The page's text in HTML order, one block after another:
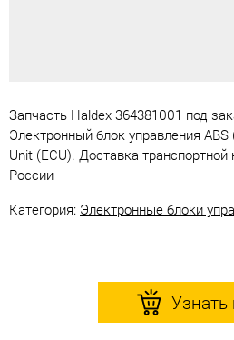
Запчасть Haldex 364381001 под
Электронный блок управления
Unit (ECU). Доставка
России
Категория: Электронные блоки
Узнать